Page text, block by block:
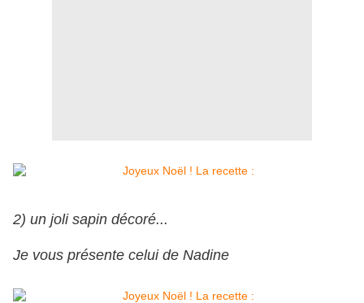
2) un joli sapin décoré...
Je vous présente celui de Nadine